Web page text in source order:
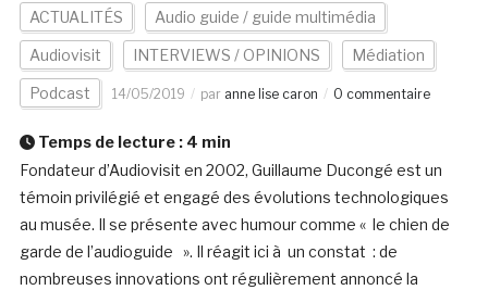
ACTUALITÉS Audio guide / guide multimédia
Audiovisit INTERVIEWS / OPINIONS Médiation
Podcast 14/05/2019 par anne lise caron 0 commentaire
Temps de lecture : 4 min
Fondateur d’Audiovisit en 2002, Guillaume Ducongé est un
témoin privilégié et engagé des évolutions technologiques
au musée. Il se présente avec humour comme « le chien de
garde de l’audioguide ». Il réagit ici à un constat : de
nombreuses innovations ont régulièrement annoncé la